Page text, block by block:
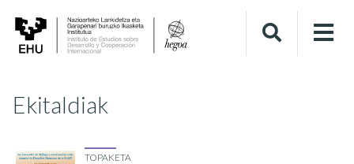
Ekitaldiak
TOPAKETA